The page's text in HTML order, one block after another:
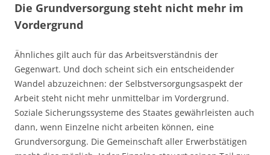
Die Grundversorgung steht nicht mehr im
Vordergrund
Ähnliches gilt auch für das Arbeitsverständnis der
Gegenwart. Und doch scheint sich ein entscheidender
Wandel abzuzeichnen: der Selbstversorgungsaspekt der
Arbeit steht nicht mehr unmittelbar im Vordergrund.
Soziale Sicherungssysteme des Staates gewährleisten auch
dann, wenn Einzelne nicht arbeiten können, eine
Grundversorgung. Die Gemeinschaft aller Erwerbstätigen